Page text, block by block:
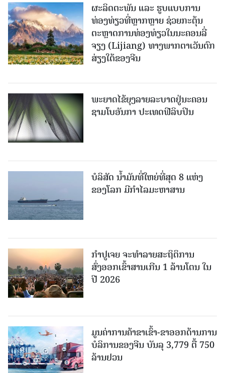
ຜະລິດຕະພັນ ແລະ ຮູບແບບການ
ທ່ອງທ່ຽວທີ່ຫຼາກຫຼາຍ ຊ່ວຍກະຕຸ້ນ
ຕະຫຼາດການທ່ອງທ່ຽວໃນນະຄອນລີ່
ຈຽງ (Lijiang) ທາງພາກຕາເວັນຕົກ
ສ່ຽງໃຕ້ຂອງຈີນ
ພະຍາດໄຂ້ຍຸງລາຍລະບາດຢູ່ນະຄອນ
ຊາມໂບ​ອັນກາ ປະເທດຟີລິບປິນ
ບໍລິສັດ ນ້ຳມັນທີ່ໃຫຍ່ທີ່ສຸດ 8 ແຫ່ງ
ຂອງໂລກ ມີກຳໄລມະຫາສານ
ກຳປູເຈຍ ຈະທຳລາຍສະຖິຕິການ
ສົ່ງອອກເຂົ້າສານເກີນ 1 ລ້ານໂຕນ ໃນ
ປີ 2026
ມູນຄ່າການຄ້າຂາເຂົ້າ-ຂາອອກດ້ານການ
ບໍລິການຂອງຈີນ ບັນລຸ 3,779 ຕື້ 750
ລ້ານຢວນ